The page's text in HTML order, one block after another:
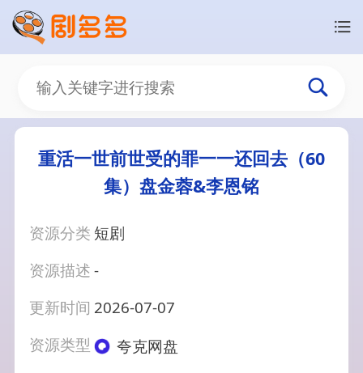
重活一世前世受的罪一一还回去（60
集）盘金蓉&李恩铭
资源分类 短剧
资源描述-
更新时间 2026-07-07
资源类型
夸克网盘